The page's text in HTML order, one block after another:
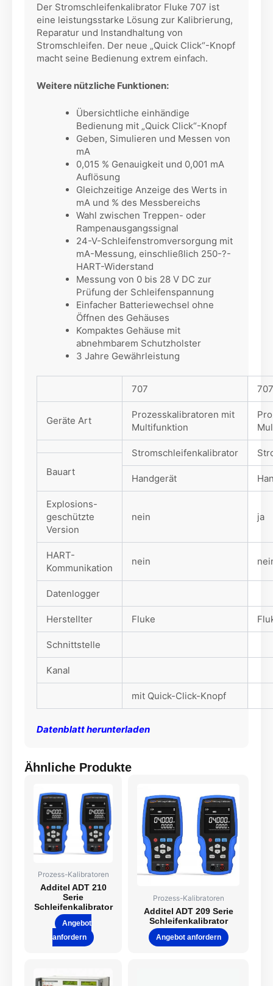
Der Stromschleifenkalibrator Fluke 707 ist
eine leistungsstarke Lösung zur Kalibrierung,
Reparatur und Instandhaltung von
Stromschleifen. Der neue „Quick Click“-Knopf
macht seine Bedienung extrem einfach.
Weitere nützliche Funktionen:
Übersichtliche einhändige
Bedienung mit „Quick Click“-Knopf
Geben, Simulieren und Messen von
mA
0,015 % Genauigkeit und 0,001 mA
Auflösung
Gleichzeitige Anzeige des Werts in
mA und % des Messbereichs
Wahl zwischen Treppen- oder
Rampenausgangssignal
24-V-Schleifenstromversorgung mit
mA-Messung, einschließlich 250-?-
HART-Widerstand
Messung von 0 bis 28 V DC zur
Prüfung der Schleifenspannung
Einfacher Batteriewechsel ohne
Öffnen des Gehäuses
Kompaktes Gehäuse mit
abnehmbarem Schutzholster
3 Jahre Gewährleistung
707
Geräte Art
Prozesskalibratoren mit
Multifunktion
Stromschleifenkalibrator
Bauart
Handgerät
Explosions-
geschützte
Version
nein ja
HART-
Kommunikation
nein
Datenlogger
Herstellter Fluke
Schnittstelle
Kanal
mit Quick-Click-Knopf
Datenblatt herunterladen
Ähnliche Produkte
Prozess-Kalibratoren
Additel ADT 210
Serie
Schleifenkalibrator
Angebot
anfordern
Prozess-Kalibratoren
Additel ADT 209 Serie
Schleifenkalibrator
Angebot anfordern